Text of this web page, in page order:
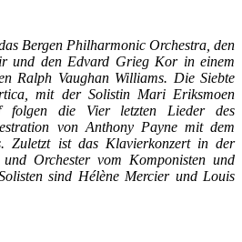
Bergen Philharmonic Orchestra, den
und den Edvard Grieg Kor in einem
Ralph Vaughan Williams. Die Siebte
mit der Solistin Mari Eriksmoen
folgen die Vier letzten Lieder des
von Anthony Payne mit dem
Zuletzt ist das Klavierkonzert in der
Orchester vom Komponisten und
sind Hélène Mercier und Louis